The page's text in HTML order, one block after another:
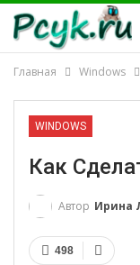
Главная Windows
WINDOWS
Как
Автор Ирина
498